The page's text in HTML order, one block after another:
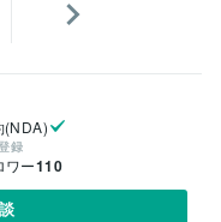
(NDA)
録
ワー110